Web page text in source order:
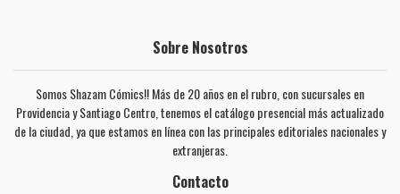
Sobre Nosotros
Somos Shazam Cómics!! Más de 20 años en el rubro, con sucursales en
Providencia y Santiago Centro, tenemos el catálogo presencial más actualizado
de la ciudad, ya que estamos en línea con las principales editoriales nacionales y
extranjeras.
Contacto